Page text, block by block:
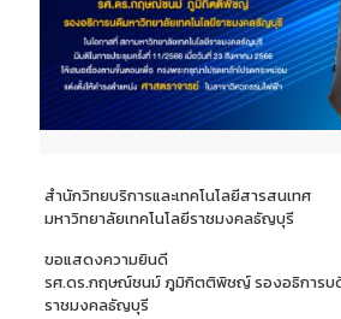
สำนักวิทยบริการและเทคโนโลยีสารสนเทศ
มหาวิทยาลัยเทคโนโลยีราชมงคลธัญบุรี
ขอแสดงความยินดี
รศ.ดร.กฤษณ์ชนม์ ภูมิกิตติพิชญ์ รองอธิการบดี
ราชมงคลธัญบุรี